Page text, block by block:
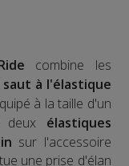
combine les
saut à l'élastique
à la taille d'un
deux élastiques
sur l'accessoire
une prise d'élan